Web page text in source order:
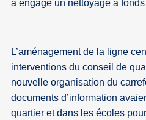
a engagé un nettoyage à
L’aménagement de la ligne
interventions du conseil de
nouvelle organisation du
documents d’information
quartier et dans les écoles